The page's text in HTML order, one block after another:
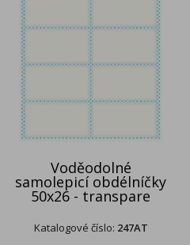
Voděodolné
samolepicí obdélníčky
50x26 - transpare
Katalogové číslo: 247AT